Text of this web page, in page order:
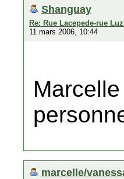
Shanguay
Re: Rue Lacepede-rue
11 mars 2006, 10:44
marcelle/